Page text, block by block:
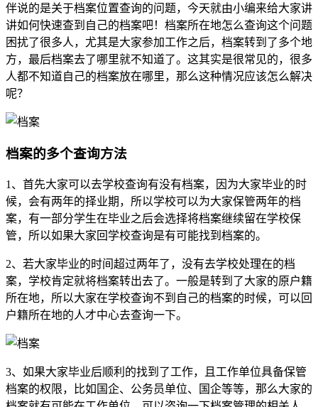
伴说的是关于档案位置查询的问题，今天就由小编来给大家讲
讲如何快速查到自己的档案吧！档案所在地怎么查询这个问题
困扰了很多人，尤其是大家参加工作之后，档案转到了多个地
方，最后档案去了哪里就不知道了。这其实是很常见的，很多
人都不知道自己的档案放在哪里，那么这种情况应该怎么解决
呢？
档案的多个查询方法
1、首先大家可以去学校查询有没有档案，因为大家毕业的时
候，会有两年的择业期，所以学校可以为大家保管两年的档
案，有一部分学生在毕业之后会选择将档案继续留在学校保
管，所以如果大家回学校查询是有可能找到档案的。
2、若大家毕业的时间超过两年了，没有去学校处理在的档
案，学校肯定就将档案转出去了。一般是转到了大家的原户籍
所在地，所以大家在学校查询不到自己的档案的时候，可以回
户籍所在地的人才中心去查询一下。
3、如果大家毕业后顺利的找到了工作，且工作单位具备保管
档案的权限，比如国企、公务员单位、国企等等，那么大家的